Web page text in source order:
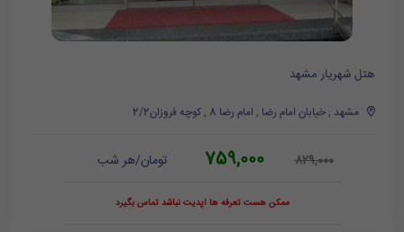
هتل شهریار مشهد
مشهد , خیابان امام رضا , امام رضا 8 , کوچه فروزان2/2
829,000
759,000 تومان/هر شب
ممکن هست تعرفه ها آپدیت نباشد تماس بگیرد